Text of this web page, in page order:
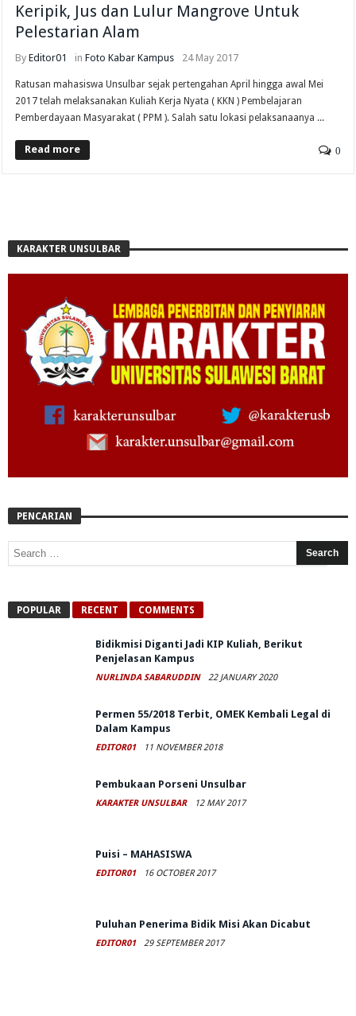
Keripik, Jus dan Lulur Mangrove Untuk
Pelestarian Alam
ByEditor01 inFoto Kabar Kampus 24 May 2017
Ratusan mahasiswa Unsulbar sejak pertengahan April hingga awal Mei
2017 telah melaksanakan Kuliah Kerja Nyata ( KKN ) Pembelajaran
Pemberdayaan Masyarakat ( PPM ). Salah satu lokasi pelaksanaanya ...
Read more 0
KARAKTER UNSULBAR
PENCARIAN
POPULAR RECENT COMMENTS
Bidikmisi Diganti Jadi KIP Kuliah, Berikut
Penjelasan Kampus
NURLINDA SABARUDDIN 22 JANUARY 2020
Permen 55/2018 Terbit, OMEK Kembali Legal di
Dalam Kampus
EDITOR01 11 NOVEMBER 2018
Pembukaan Porseni Unsulbar
KARAKTER UNSULBAR 12 MAY 2017
Puisi – MAHASISWA
EDITOR01 16 OCTOBER 2017
Puluhan Penerima Bidik Misi Akan Dicabut
EDITOR01 29 SEPTEMBER 2017